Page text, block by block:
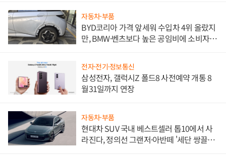
자동차·부품
BYD코리아 가격 앞세워 수입차 4위 올랐지
만, BMW·벤츠보다 높은 공임비에 소비자
전자·전기·정보통신
삼성전자, 갤럭시Z 폴드8 사전예약 개통 8
월31일까지 연장
자동차·부품
현대차 SUV 국내 베스트셀러 톱10에서 사
라진다, 정의선 그랜저·아반떼 '세단 쌍끌